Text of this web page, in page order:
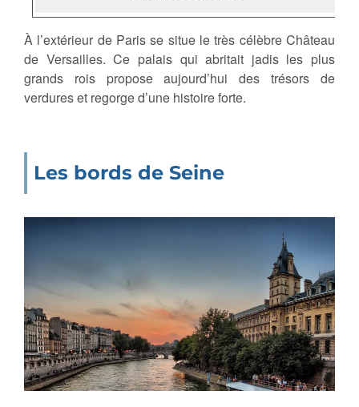
À l’extérieur de Paris se situe le très célèbre Château
de Versailles. Ce palais qui abritait jadis les plus
grands rois propose aujourd’hui des trésors de
verdures et regorge d’une histoire forte.
Les bords de Seine